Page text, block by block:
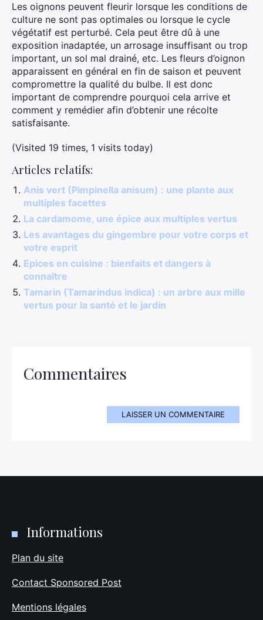
Les oignons peuvent fleurir lorsque les conditions de
culture ne sont pas optimales ou lorsque le cycle
végétatif est perturbé. Cela peut être dû à une
exposition inadaptée, un arrosage insuffisant ou trop
important, un sol mal drainé, etc. Les fleurs d’oignon
apparaissent en général en fin de saison et peuvent
compromettre la qualité du bulbe. Il est donc
important de comprendre pourquoi cela arrive et
comment y remédier afin d’obtenir une récolte
satisfaisante.
(Visited 19 times, 1 visits today)
Articles relatifs:
Anis vert (Pimpinella anisum) : une plante aux
multiples facettes
La cardamome, une épice aux multiples vertus
Les avantages du gingembre pour votre corps et
votre esprit
Epices en cuisine : bienfaits et dangers à
connaître
Tamarin (Tamarindus indica) : un arbre aux mille
vertus pour la santé et le jardin
Commentaires
LAISSER UN COMMENTAIRE
Informations
Plan du site
Contact Sponsored Post
Mentions légales